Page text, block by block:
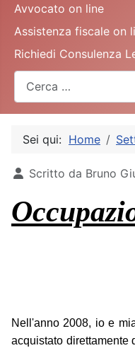
Avvocato on line
Assistenza fiscale on
Richiedi Consulenza
Sei qui: Home
Dettagli
Scritto da Bruno
Nell'anno 2008, io e
acquistato direttamente